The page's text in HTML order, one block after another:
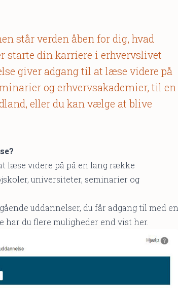
står verden åben for dig, hvad
starte din karriere i erhvervslivet
giver adgang til at læse videre på
og erhvervsakademier, til en
eller du kan vælge at blive
læse videre på på en lang række
universiteter, seminarier og
uddannelser, du får adgang til med en
har du flere muligheder end vist her.